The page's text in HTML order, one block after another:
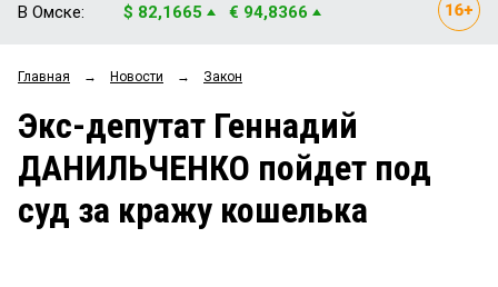
ОБЩЕСТВО
ЗАКОН
НОВОСТИ КОМПАНИЙ
Рейтинги
Блоги
Архив
В Омске: $ 82,1665 € 94,8366
Главная → Новости → Закон
Экс-депутат Геннадий
ДАНИЛЬЧЕНКО пойдет под
суд за кражу кошелька